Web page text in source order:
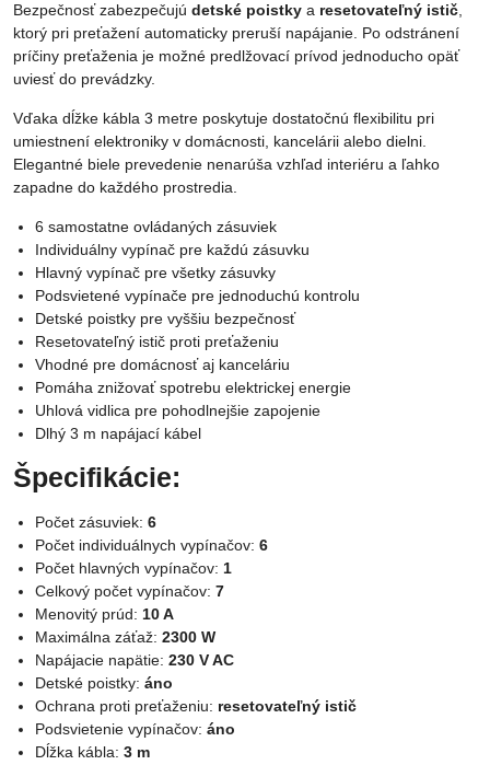
Bezpečnosť zabezpečujú detské poistky a resetovateľný istič
ktorý pri preťažení automaticky preruší napájanie. Po odstránení
príčiny preťaženia je možné predlžovací prívod jednoducho opäť
uviesť do prevádzky.
Vďaka dĺžke kábla 3 metre poskytuje dostatočnú flexibilitu pri
umiestnení elektroniky v domácnosti, kancelárii alebo dielni.
Elegantné biele prevedenie nenarúša vzhľad interiéru a ľahko
zapadne do každého prostredia.
6 samostatne ovládaných zásuviek
Individuálny vypínač pre každú zásuvku
Hlavný vypínač pre všetky zásuvky
Podsvietené vypínače pre jednoduchú kontrolu
Detské poistky pre vyššiu bezpečnosť
Resetovateľný istič proti preťaženiu
Vhodné pre domácnosť aj kanceláriu
Pomáha znižovať spotrebu elektrickej energie
Uhlová vidlica pre pohodlnejšie zapojenie
Dlhý 3 m napájací kábel
Špecifikácie:
Počet zásuviek: 6
Počet individuálnych vypínačov: 6
Počet hlavných vypínačov: 1
Celkový počet vypínačov: 7
Menovitý prúd: 10 A
Maximálna záťaž: 2300 W
Napájacie napätie: 230 V AC
Detské poistky: áno
Ochrana proti preťaženiu: resetovateľný istič
Podsvietenie vypínačov: áno
Dĺžka kábla: 3 m